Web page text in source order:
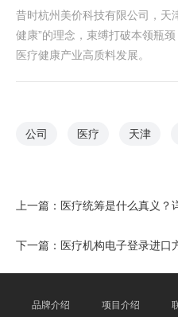
昔时杭州美价科技有限公司，天
健康”的理念，束缚打破本领瓶
医疗健康产业高质料发展。
公司 医疗 天津
上一篇： 医疗统筹是什么真义？
下一篇： 医疗机构电子登录进口
品牌介绍 项目介绍